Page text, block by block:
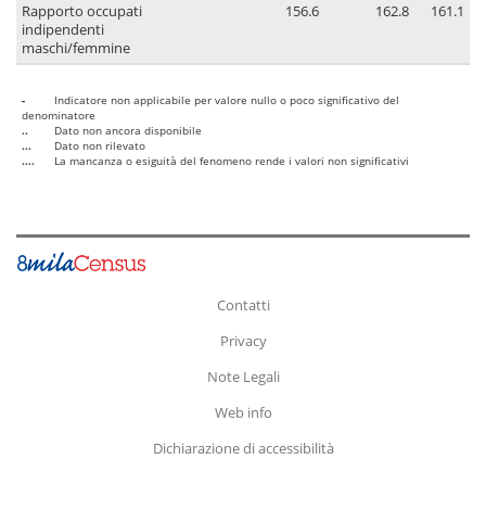
Rapporto occupati
indipendenti
maschi/femmine
156.6 162.8 161.1
-
Indicatore non applicabile per valore nullo o poco significativo del
denominatore
..
Dato non ancora disponibile
...
Dato non rilevato
....
La mancanza o esiguità del fenomeno rende i valori non significativi
Contatti
Privacy
Note Legali
Web info
Dichiarazione di accessibilità